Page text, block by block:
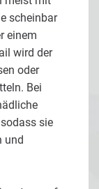
scheinbar
einem
wird der
oder
Bei
sie
und